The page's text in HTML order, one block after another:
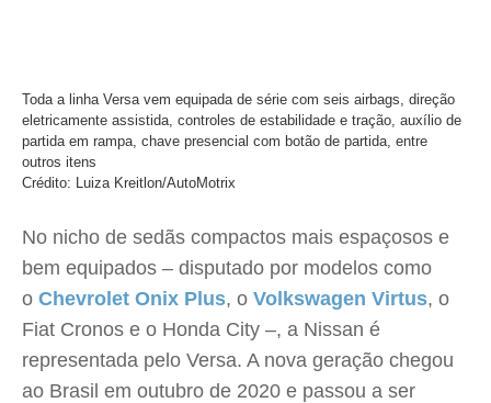
Toda a linha Versa vem equipada de série com seis airbags, direção
eletricamente assistida, controles de estabilidade e tração, auxílio de
partida em rampa, chave presencial com botão de partida, entre
outros itens
Crédito: Luiza Kreitlon/AutoMotrix
No nicho de sedãs compactos mais espaçosos e
bem equipados – disputado por modelos como
o Chevrolet Onix Plus, o Volkswagen Virtus, o
Fiat Cronos e o Honda City –, a Nissan é
representada pelo Versa. A nova geração chegou
ao Brasil em outubro de 2020 e passou a ser